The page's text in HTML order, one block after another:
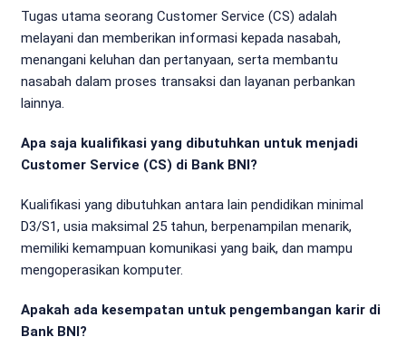
Tugas utama seorang Customer Service (CS) adalah
melayani dan memberikan informasi kepada nasabah,
menangani keluhan dan pertanyaan, serta membantu
nasabah dalam proses transaksi dan layanan perbankan
lainnya.
Apa saja kualifikasi yang dibutuhkan untuk menjadi
Customer Service (CS) di Bank BNI?
Kualifikasi yang dibutuhkan antara lain pendidikan minimal
D3/S1, usia maksimal 25 tahun, berpenampilan menarik,
memiliki kemampuan komunikasi yang baik, dan mampu
mengoperasikan komputer.
Apakah ada kesempatan untuk pengembangan karir di
Bank BNI?